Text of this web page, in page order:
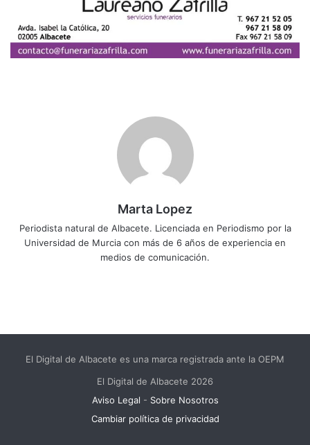
Marta Lopez
Periodista natural de Albacete. Licenciada en Periodismo por la
Universidad de Murcia con más de 6 años de experiencia en
medios de comunicación.
El Digital de Albacete es una marca registrada ante la OEPM
El Digital de Albacete 2026
Aviso Legal - Sobre Nosotros
Cambiar política de privacidad